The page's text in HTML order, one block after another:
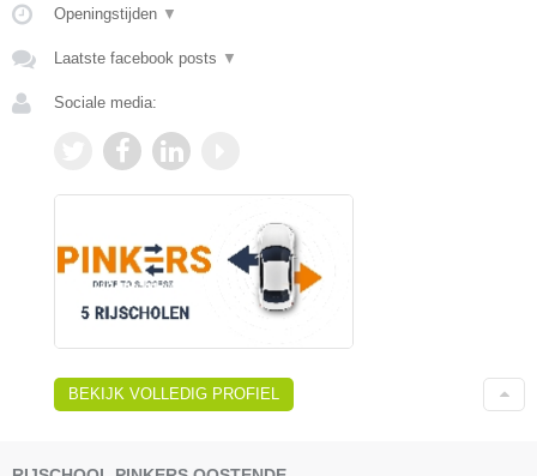
Openingstijden ▼
Laatste facebook posts ▼
Sociale media:
BEKIJK VOLLEDIG PROFIEL